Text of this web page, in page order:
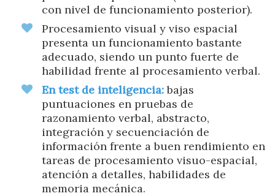
con nivel de funcionamiento posterior).
Procesamiento visual y viso espacial
presenta un funcionamiento bastante
adecuado, siendo un punto fuerte de
habilidad frente al procesamiento verbal.
En test de inteligencia:bajas
puntuaciones en pruebas de
razonamiento verbal, abstracto,
integración y secuenciación de
información frente a buen rendimiento en
tareas de procesamiento visuo-espacial,
atención a detalles, habilidades de
memoria mecánica.